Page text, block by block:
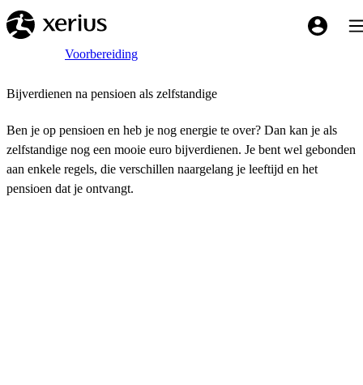
Overslaan naar de hoofdinhoud
My
Breadcrumb
HomeVoorbereiding
Bijverdienen na pensioen als zelfstandige
Ben je op pensioen en heb je nog energie te over? Dan kan je als
zelfstandige nog een mooie euro bijverdienen. Je bent wel gebonden
aan enkele regels, die verschillen naargelang je leeftijd en het
pensioen dat je ontvangt.